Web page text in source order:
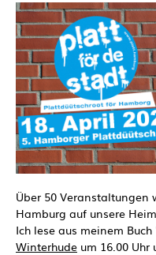
Über 50 Veranstaltungen
Hamburg auf unsere
Ich lese aus meinem
Winterhude um 16.00 Uhr